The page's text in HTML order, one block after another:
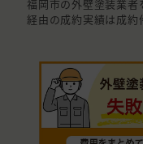
福岡市の外壁塗装業者
経由の成約実績は成約